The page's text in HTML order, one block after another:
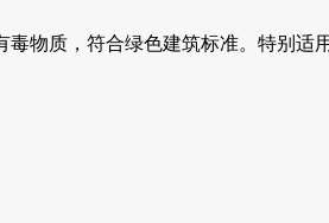
物质，符合绿色建筑标准。特别